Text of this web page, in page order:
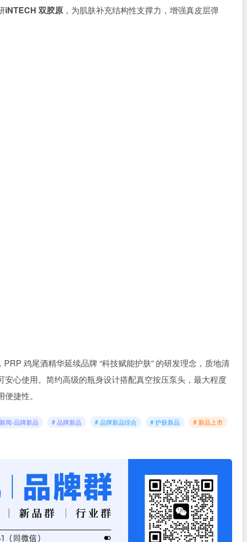
iNTECH 双胶原 ，为肌肤补充结构性支撑力，增强真皮层弹
鸡尾酒精华延续品牌 “科技赋能护肤” 的研发理念，质地清
心使用。简约高级的瓶身设计搭配真空按压泵头，最大程度
捷性。
新闻-品牌新品 # 品牌新品 # 品牌新品综合 # 护肤新品
# 新品上市